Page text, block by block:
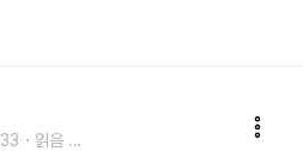
읽음 ...